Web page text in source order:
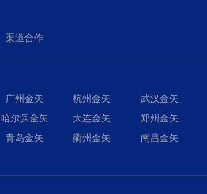
渠道合作
广州金矢 杭州金矢
武汉金矢
哈尔滨金矢 大连金矢
郑州金矢
青岛金矢 衢州金矢
南昌金矢